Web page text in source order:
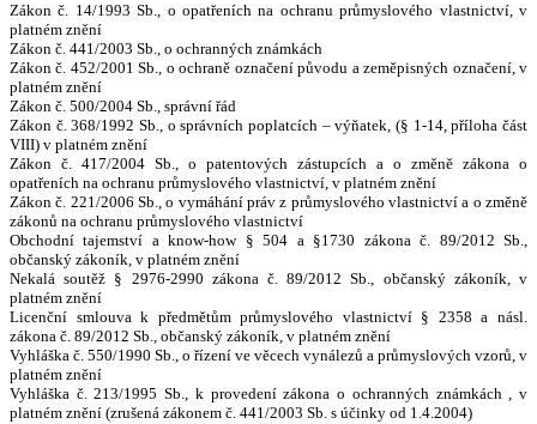
Zákon č. 14/1993 Sb., o opatřeních na ochranu průmyslového vlastnictví, v
platném znění
Zákon č. 441/2003 Sb., o ochranných známkách
Zákon č. 452/2001 Sb., o ochraně označení původu a zeměpisných označení, v
platném znění
Zákon č. 500/2004 Sb., správní řád
Zákon č. 368/1992 Sb., o správních poplatcích – výňatek, (§ 1-14, příloha část
VIII) v platném znění
Zákon č. 417/2004 Sb., o patentových zástupcích a o změně zákona o
opatřeních na ochranu průmyslového vlastnictví, v platném znění
Zákon č. 221/2006 Sb., o vymáhání práv z průmyslového vlastnictví a o změně
zákonů na ochranu průmyslového vlastnictví
Obchodní tajemství a know-how § 504 a §1730 zákona č. 89/2012 Sb.,
občanský zákoník, v platném znění
Nekalá soutěž § 2976-2990 zákona č. 89/2012 Sb., občanský zákoník, v
platném znění
Licenční smlouva k předmětům průmyslového vlastnictví § 2358 a násl.
zákona č. 89/2012 Sb., občanský zákoník, v platném znění
Vyhláška č. 550/1990 Sb., o řízení ve věcech vynálezů a průmyslových vzorů, v
platném znění
Vyhláška č. 213/1995 Sb., k provedení zákona o ochranných známkách , v
platném znění (zrušená zákonem č. 441/2003 Sb. s účinky od 1.4.2004)